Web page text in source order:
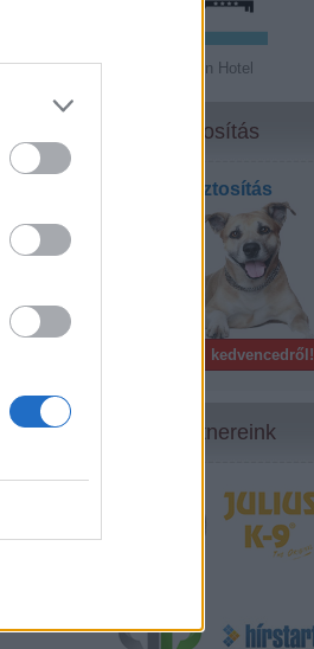
16...
Open Hotel
Biztosítás
Kisállat biztosítás
Gondoskodj kedvencedről!
Partnereink